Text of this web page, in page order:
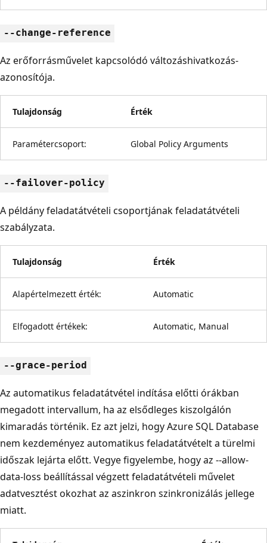
--change-reference
Az erőforrásművelet kapcsolódó változáshivatkozás-
azonosítója.
Tulajdonság Érték
Paramétercsoport: Global Policy Arguments
--failover-policy
A példány feladatátvételi csoportjának feladatátvételi
szabályzata.
Tulajdonság Érték
Alapértelmezett érték: Automatic
Elfogadott értékek: Automatic, Manual
--grace-period
Az automatikus feladatátvétel indítása előtti órákban
megadott intervallum, ha az elsődleges kiszolgálón
kimaradás történik. Ez azt jelzi, hogy Azure SQL Database
nem kezdeményez automatikus feladatátvételt a türelmi
időszak lejárta előtt. Vegye figyelembe, hogy az --allow-
data-loss beállítással végzett feladatátvételi művelet
adatvesztést okozhat az aszinkron szinkronizálás jellege
miatt.